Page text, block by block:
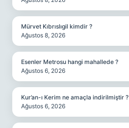
Mürvet Kıbrıslıgil kimdir ?
Ağustos 8, 2026
Esenler Metrosu hangi mahallede ?
Ağustos 6, 2026
Kur’an-ı Kerim ne amaçla indirilmiştir ?
Ağustos 6, 2026